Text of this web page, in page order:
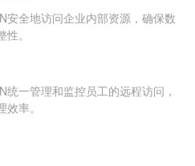
安全地访问企业内部资源，确保数
。
统一管理和监控员工的远程访问，
率。